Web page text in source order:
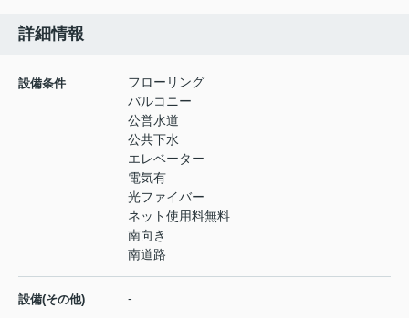
詳細情報
設備条件
フローリング
バルコニー
公営水道
公共下水
エレベーター
電気有
光ファイバー
ネット使用料無料
南向き
南道路
設備(その他) -